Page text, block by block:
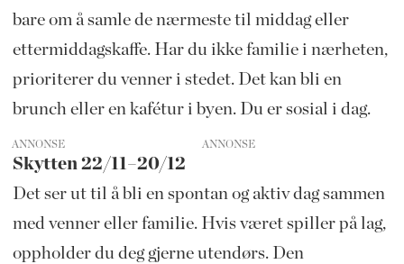
bare om å samle de nærmeste til middag eller
ettermiddagskaffe. Har du ikke familie i nærheten,
prioriterer du venner i stedet. Det kan bli en
brunch eller en kafétur i byen. Du er sosial i dag.
ANNONSE
Skytten 22/11–20/12
Det ser ut til å bli en spontan og aktiv dag sammen
med venner eller familie. Hvis været spiller på lag,
oppholder du deg gjerne utendørs. Den